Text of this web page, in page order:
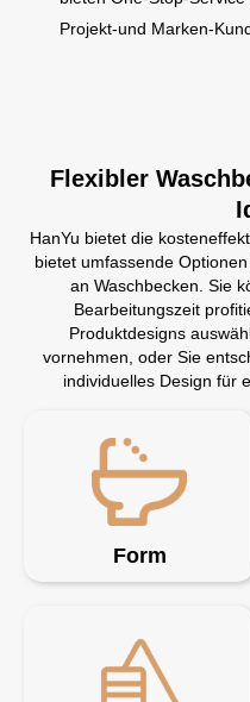
Projekt-und Marken-
Flexibler
HanYu bietet die
bietet umfassende
an Waschbecken. Sie
Bearbeitungszeit
Produktdesigns
vornehmen, oder Sie
individuelles Design für
Form